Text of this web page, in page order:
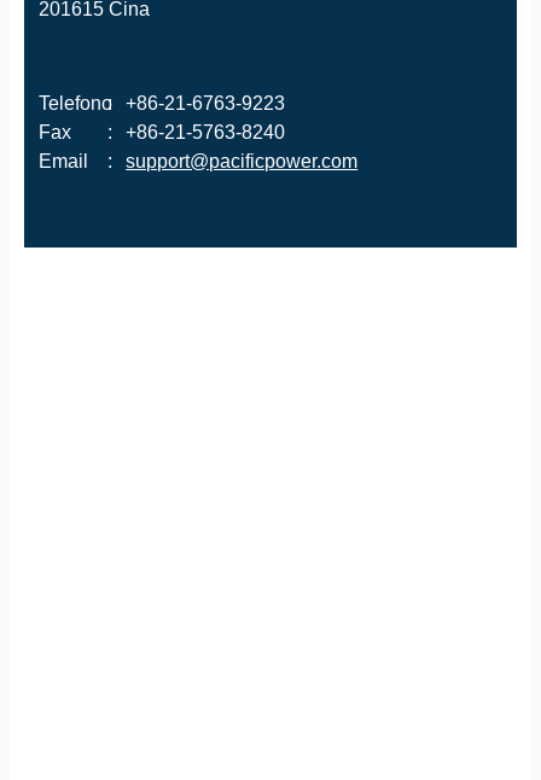
201615 Cina
Telefono
:
+86-21-6763-9223
Fax
:
+86-21-5763-8240
Email
: support@pacificpower.com